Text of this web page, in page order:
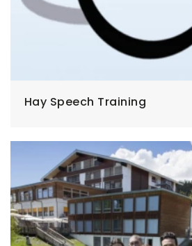
Hay Speech Training